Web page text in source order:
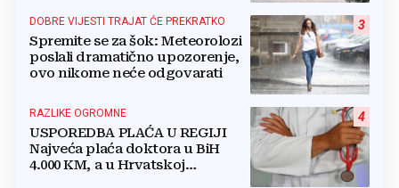
3
DOBRE VIJESTI TRAJAT ĆE PREKRATKO
Spremite se za šok: Meteorolozi
poslali dramatično upozorenje,
ovo nikome neće odgovarati
4
RAZLIKE OGROMNE
USPOREDBA PLAĆA U REGIJI
Najveća plaća doktora u BiH
4.000 KM, a u Hrvatskoj